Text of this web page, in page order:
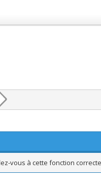
vous à cette fonction